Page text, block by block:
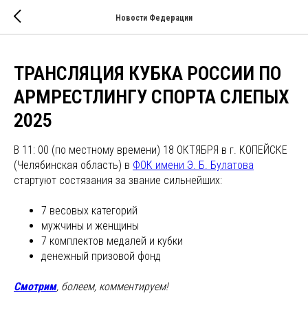
Новости Федерации
ТРАНСЛЯЦИЯ КУБКА РОССИИ ПО
АРМРЕСТЛИНГУ СПОРТА СЛЕПЫХ
2025
В 11: 00 (по местному времени) 18 ОКТЯБРЯ в г. КОПЕЙСКЕ
(Челябинская область) в ФОК имени Э. Б. Булатова
стартуют состязания за звание сильнейших:
7 весовых категорий
мужчины и женщины
7 комплектов медалей и кубки
денежный призовой фонд
Смотрим, болеем, комментируем!